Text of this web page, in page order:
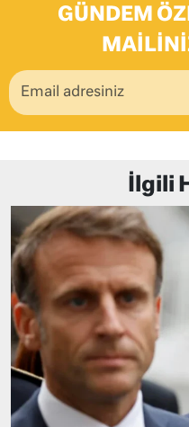
GÜNDEM
İlgili